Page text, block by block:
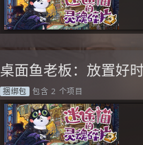
桌面鱼老板：放置好
捆绑包 包含 2 个项目